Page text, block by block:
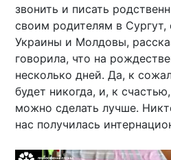
звонить и писать
своим родителям в
Украины и Молдовы,
говорила, что на
несколько дней. Да, к
будет никогда, и, к
можно сделать лучше.
нас получилась